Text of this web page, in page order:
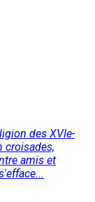
des XVIe-
croisades,
amis et